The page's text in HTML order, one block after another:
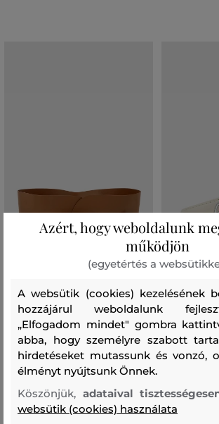
K/ESSENTIAL MULTIFUNCTION
BELT
89 990 Ft
62 990 Ft
Elérhető méretek:
75 , 95
AKCIÓ -30%
CHOUPETTE
Elérhető
65 75, 85
Azért, hogy weboldalunk
működjön
(egyetértés a
A websütik (cookies) kezelésének
hozzájárul weboldalunk
„Elfogadom mindet" gombra
abba, hogy személyre szabott
hirdetéseket mutassunk és vonzó,
élményt nyújtsunk Önnek.
Köszönjük, adataival
websütik (cookies) használata